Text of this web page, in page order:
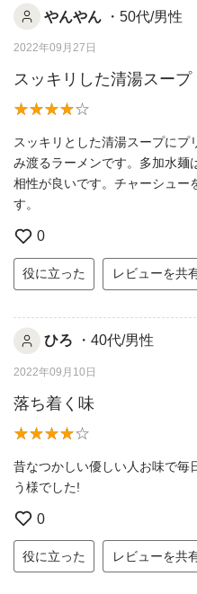
やんやん ・50代/男性
2022年09月27日
スッキリした清湯スープ
スッキリとした清湯スープにプ
み渡るラーメンです。多加水麺
相性が良いです。チャーシュー
す。
0
役に立った レビューを共
ひろ ・40代/男性
2022年09月10日
落ち着く味
昔なつかしい優しい人お味で毎
う様でした!
0
役に立った レビューを共